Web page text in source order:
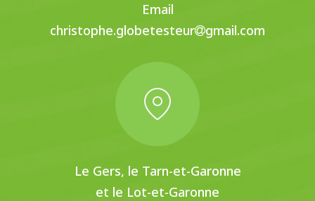
Email
christophe.globetesteur
gmail.com
Le Gers, le Tarn-et-Garonne
et le Lot-et-Garonne